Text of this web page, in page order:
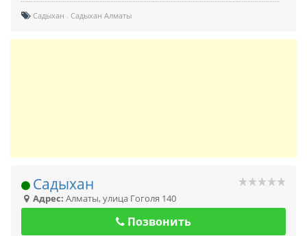
Садыхан Садыхан Алматы
Садыхан
Адрес: Алматы,улица Гоголя 140
Позвонить